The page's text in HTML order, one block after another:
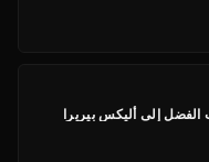
إلى أليكس بيريرا